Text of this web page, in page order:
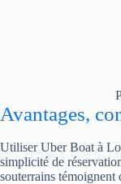
Avantages,
Utiliser Uber Boat à
simplicité de
souterrains